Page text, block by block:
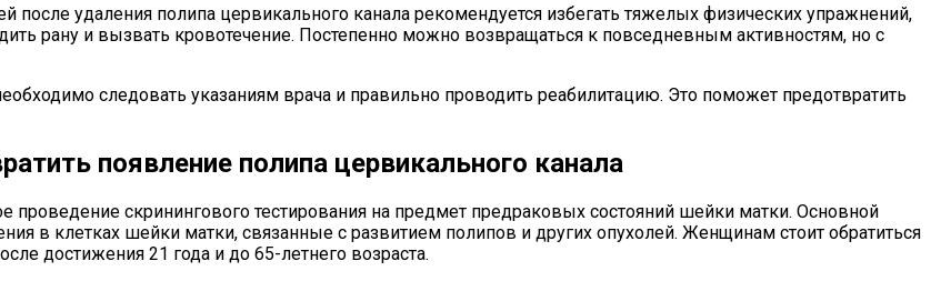
после удаления полипа цервикального канала рекомендуется избегать тяжелых физических упражнений,
рану и вызвать кровотечение. Постепенно можно возвращаться к повседневным активностям, но с
следовать указаниям врача и правильно проводить реабилитацию. Это поможет предотвратить
появление полипа цервикального канала
скринингового тестирования на предмет предраковых состояний шейки матки. Основной
в клетках шейки матки, связанные с развитием полипов и других опухолей. Женщинам стоит обратиться
достижения 21 года и до 65-летнего возраста.